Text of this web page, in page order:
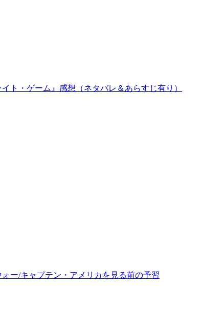
ト・ゲーム』感想（ネタバレ＆あらすじ有り）
ー/キャプテン・アメリカを見る前の予習